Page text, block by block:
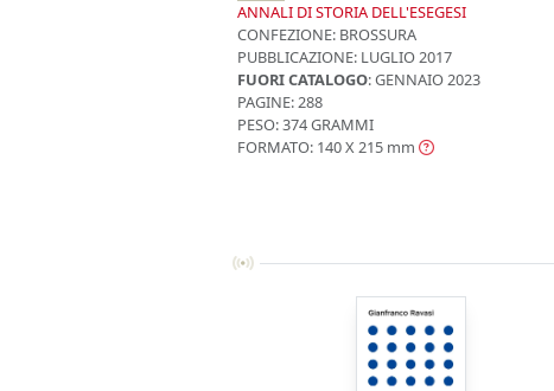
ANNALI DI STORIA DELL'ESEGESI
CONFEZIONE: BROSSURA
PUBBLICAZIONE: LUGLIO 2017
FUORI CATALOGO: GENNAIO 2023
PAGINE: 288
PESO: 374 GRAMMI
FORMATO: 140 X 215 mm